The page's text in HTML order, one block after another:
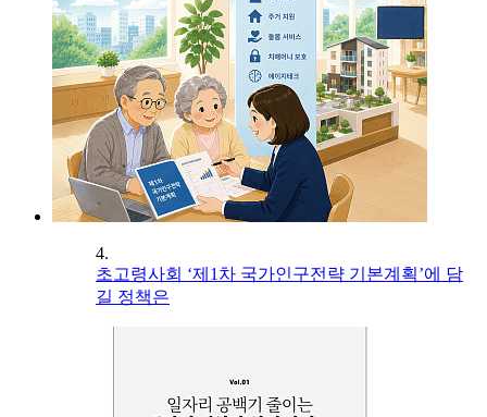
4.
초고령사회 ‘제1차 국가인구전략 기본계획’에 담
길 정책은